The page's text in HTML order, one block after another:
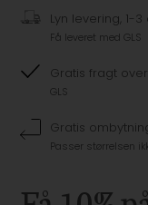
Lyn levering, 1-
Få leveret med GLS
Gratis fragt
GLS
Gratis
Passer størrelsen